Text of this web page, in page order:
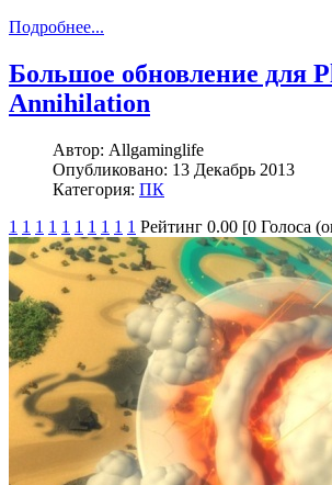
Подробнее...
Большое обновление для
Annihilation
Автор: Allgaminglife
Опубликовано: 13 Декабрь 2013
Категория: ПК
1 1 1 1 1 1 1 1 1 1 Рейтинг 0.00 [0 Голоса